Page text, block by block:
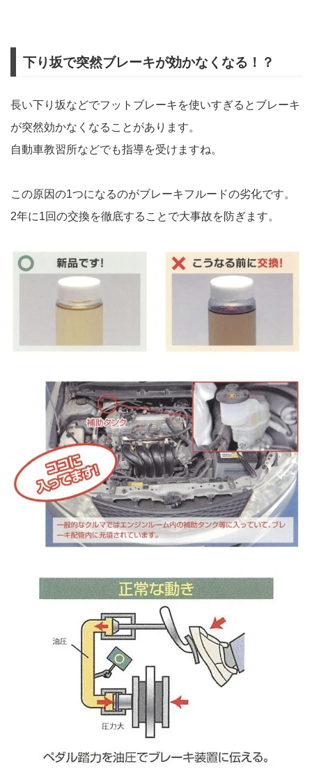
下り坂で突然ブレーキが効かなくなる！？
長い下り坂などでフットブレーキを使いすぎるとブレーキ
が突然効かなくなることがあります。
自動車教習所などでも指導を受けますね。
この原因の1つになるのがブレーキフルードの劣化です。
2年に1回の交換を徹底することで大事故を防ぎます。